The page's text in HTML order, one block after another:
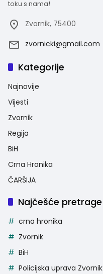
toku s nama!
Zvornik, 75400
zvornicki@gmail.com
Kategorije
Najnovije
Vijesti
Zvornik
Regija
BiH
Crna Hronika
ČARŠIJA
Najčešće pretrage
crna hronika
Zvornik
BiH
Policijska uprava Zvornik